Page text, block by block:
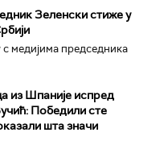
Зеленски стиже у
медијима председника
из Шпаније испред
Победили сте
шта значи